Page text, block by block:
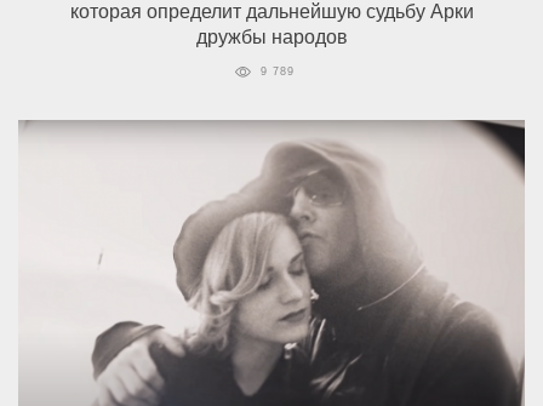
которая определит дальнейшую судьбу Арки
дружбы народов
9 789